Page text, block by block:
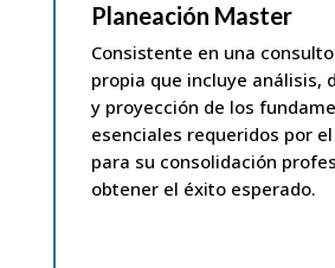
Planeación Master
Consistente en una
propia que incluye análisis,
y proyección de los
esenciales requeridos por
para su consolidación
obtener el éxito esperado.